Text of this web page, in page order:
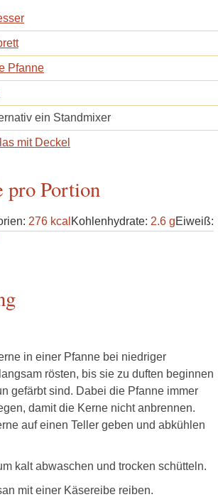
Pfanne
ein Standmixer
mit Deckel
pro Portion
276 kcal Kohlenhydrate: 2.6 gEiweiß:
in einer Pfanne bei niedriger
rösten, bis sie zu duften beginnen
gefärbt sind. Dabei die Pfanne immer
damit die Kerne nicht anbrennen.
auf einen Teller geben und abkühlen
kalt abwaschen und trocken schütteln.
mit einer Käsereibe reiben.